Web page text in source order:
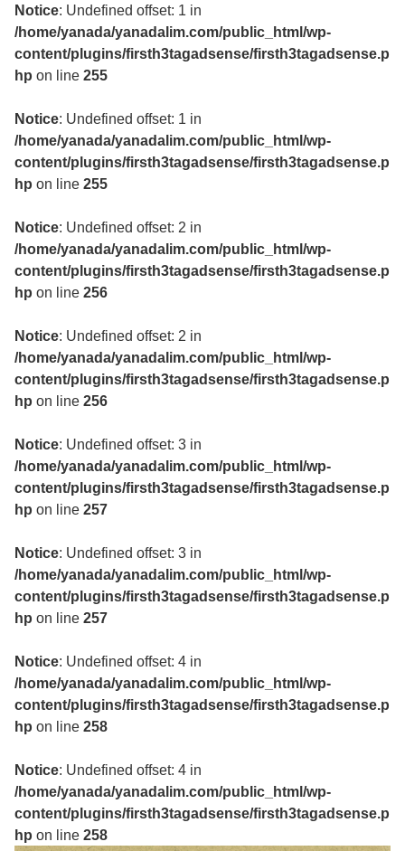
Notice: Undefined offset: 1 in
/home/yanada/yanadalim.com/public_html/wp-
content/plugins/firsth3tagadsense/firsth3tagadsense.p
hp on line255
Notice: Undefined offset: 1 in
/home/yanada/yanadalim.com/public_html/wp-
content/plugins/firsth3tagadsense/firsth3tagadsense.p
hp on line255
Notice: Undefined offset: 2 in
/home/yanada/yanadalim.com/public_html/wp-
content/plugins/firsth3tagadsense/firsth3tagadsense.p
hp on line256
Notice: Undefined offset: 2 in
/home/yanada/yanadalim.com/public_html/wp-
content/plugins/firsth3tagadsense/firsth3tagadsense.p
hp on line256
Notice: Undefined offset: 3 in
/home/yanada/yanadalim.com/public_html/wp-
content/plugins/firsth3tagadsense/firsth3tagadsense.p
hp on line257
Notice: Undefined offset: 3 in
/home/yanada/yanadalim.com/public_html/wp-
content/plugins/firsth3tagadsense/firsth3tagadsense.p
hp on line257
Notice: Undefined offset: 4 in
/home/yanada/yanadalim.com/public_html/wp-
content/plugins/firsth3tagadsense/firsth3tagadsense.p
hp on line258
Notice: Undefined offset: 4 in
/home/yanada/yanadalim.com/public_html/wp-
content/plugins/firsth3tagadsense/firsth3tagadsense.p
hp on line258